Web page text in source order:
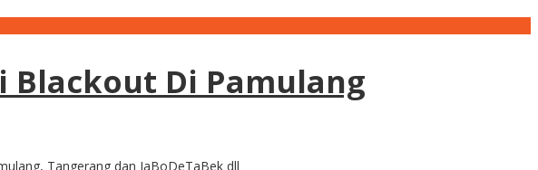
Blackout Di Pamulang
Tangerang dan JaBoDeTaBek dll